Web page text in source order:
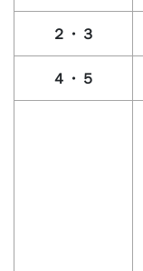
２・３
４・５